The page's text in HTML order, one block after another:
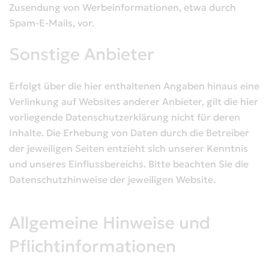
Zusendung von Werbeinformationen, etwa durch
Spam-E-Mails, vor.
Sonstige Anbieter
Erfolgt über die hier enthaltenen Angaben hinaus eine
Verlinkung auf Websites anderer Anbieter, gilt die hier
vorliegende Datenschutzerklärung nicht für deren
Inhalte. Die Erhebung von Daten durch die Betreiber
der jeweiligen Seiten entzieht sich unserer Kenntnis
und unseres Einflussbereichs. Bitte beachten Sie die
Datenschutzhinweise der jeweiligen Website.
Allgemeine Hinweise und
Pflichtinformationen